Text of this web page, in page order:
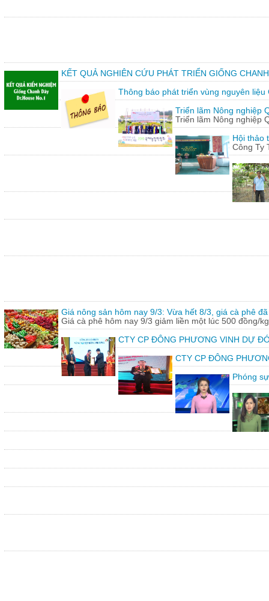
KẾT QUẢ NGHIÊN CỨU PHÁT TRIỂN GIỐNG
Thông báo phát triển vùng nguyên liệu
Triển lãm Nông nghiệp
Triển lãm Nông nghiệp
Hội thảo
Công Ty
Giá nông sản hôm nay 9/3: Vừa hết 8/3, giá cà phê
Giá cà phê hôm nay 9/3 giảm liền một lúc 500 đồng/
CTY CP ĐÔNG PHƯƠNG VINH DỰ
CTY CP ĐÔNG
Phóng